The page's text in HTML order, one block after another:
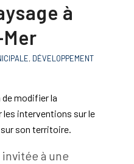
à
, DÉVELOPPEMENT
modifier la
les interventions sur le
sur son territoire.
à une